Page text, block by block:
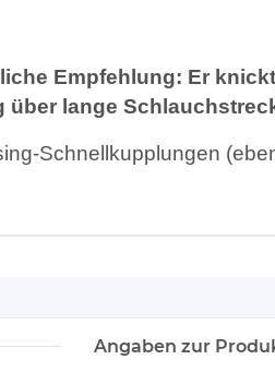
Empfehlung: Er
über lange
Schnellkupplungen
Angaben zur